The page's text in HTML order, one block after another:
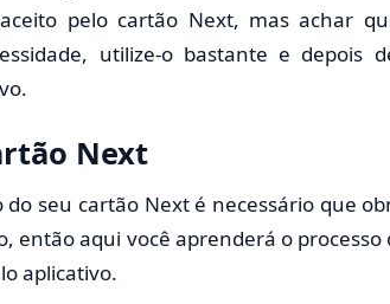
pelo cartão Next, mas achar
utilize-o bastante e depois
Next
do seu cartão Next é necessário que
então aqui você aprenderá o processo
aplicativo.